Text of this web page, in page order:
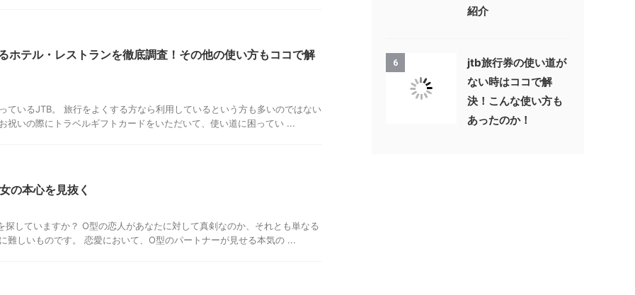
ホテル・レストランを徹底調査！その他の使い方もココで解
ているJTB。 旅行をよくする方なら利用しているという方も多いのではない
祝いの際にトラベルギフトカードをいただいて、使い道に困ってい ...
の本心を見抜く
探していますか？ O型の恋人があなたに対して真剣なのか、それとも単なる
難しいものです。 恋愛において、O型のパートナーが見せる本気の ...
紹介
6
jtb旅行券の使い道が
ない時はココで解
決！こんな使い方も
あったのか！